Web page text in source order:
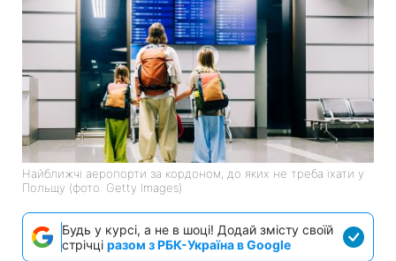
Найближчі аеропорти за кордоном, до яких не треба їхати у
Польщу (фото: Getty Images)
Будь у курсі, а не в шоці! Додай змісту своїй
стрічці разом з РБК-Україна в Google